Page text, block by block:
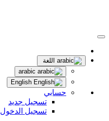
اللغة
حسابي
تسجيل جديد
تسجيل الدخول